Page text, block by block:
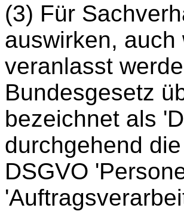
(3) Für
auswirken,
veranlasst
Bundesgesetz
bezeichnet als
durchgehend
DSGVO